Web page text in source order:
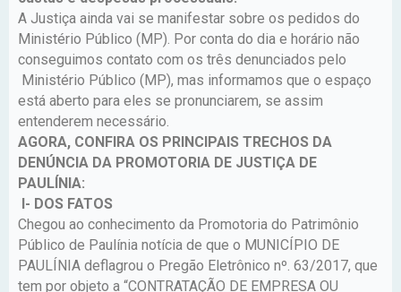
A Justiça ainda vai se manifestar sobre os pedidos do
Ministério Público (MP). Por conta do dia e horário não
conseguimos contato com os três denunciados pelo
Ministério Público (MP), mas informamos que o espaço
está aberto para eles se pronunciarem, se assim
entenderem necessário.
AGORA, CONFIRA OS PRINCIPAIS TRECHOS DA
DENÚNCIA DA PROMOTORIA DE JUSTIÇA DE
PAULÍNIA:
I- DOS FATOS
Chegou ao conhecimento da Promotoria do Patrimônio
Público de Paulínia notícia de que o MUNICÍPIO DE
PAULÍNIA deflagrou o Pregão Eletrônico nº. 63/2017, que
tem por objeto a “CONTRATAÇÃO DE EMPRESA OU